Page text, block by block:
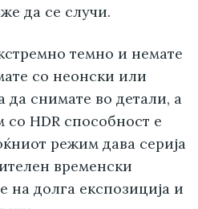
да се случи.
темно и немате
со неонски или
да снимате во детали, a
HDR способност е
режим дава серија
временски
на долга експозиција и